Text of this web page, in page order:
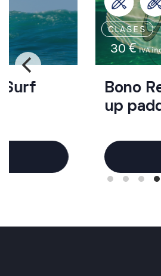
CLASES
30€ IVA incl.
Bono Regalo -
up paddle o